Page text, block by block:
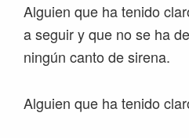
Alguien que ha tenido
a seguir y que no se ha
ningún canto de sirena.
Alguien que ha tenido